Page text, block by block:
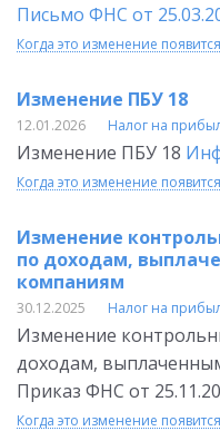
Письмо ФНС от
Когда это изменение
Изменение ПБУ 18
12.01.2026 Налог на
Изменение ПБУ 18
Когда это изменение
Изменение
по доходам,
компаниям
30.12.2025 Налог на
Изменение
доходам,
Приказ ФНС от
Когда это изменение